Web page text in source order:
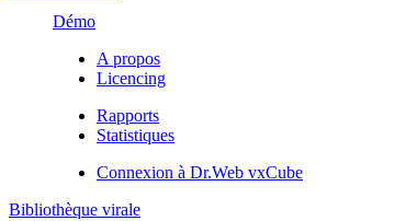
Démo
A propos
Licencing
Rapports
Statistiques
Connexion à Dr.Web vxCube
Bibliothèque virale